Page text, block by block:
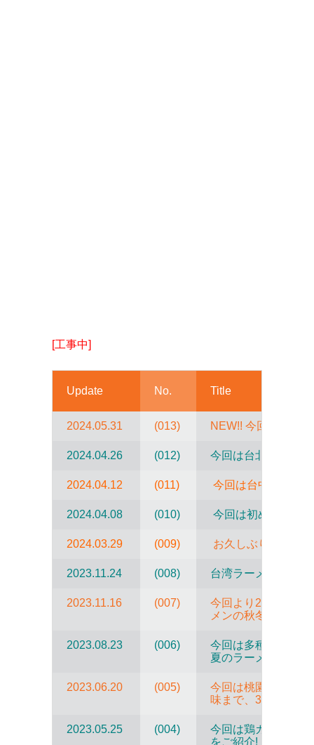
[工事中]
Update No. Title
2024.05.31 (013) NEW!! 今回は初め
2024.04.26 (012) 今回は台北の信義
2024.04.12 (011) 今回は台中のおす
2024.04.08 (010) 今回は初めて台南
2024.03.29 (009) お久しぶりです !!
2023.11.24 (008) 台湾ラーメンの秋
2023.11.16 (007)
今回より2週にわた
メンの秋冬コレク
2023.08.23 (006)
今回は多種多彩！
夏のラーメン特集で
2023.06.20 (005)
今回は桃園への遠
味まで、3店舗をご
2023.05.25 (004)
今回は鶏ガラ、ベ
をご紹介!